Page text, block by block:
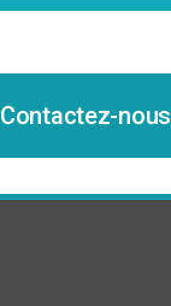
Contactez-nous